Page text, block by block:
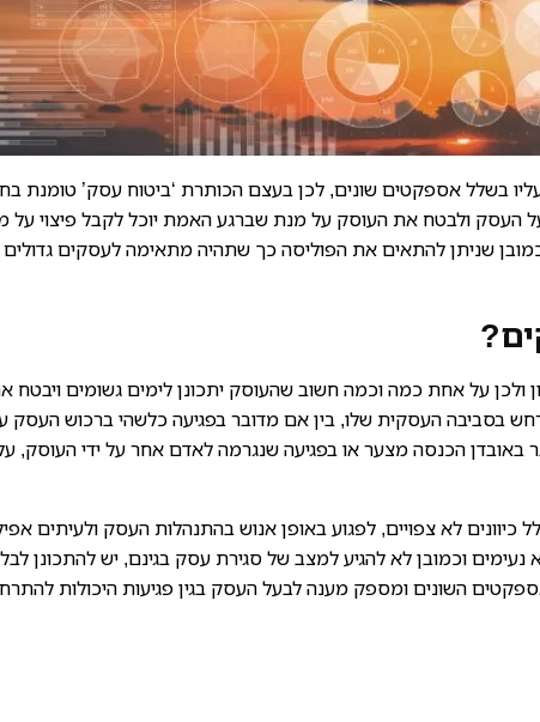
בשלל אספקטים שונים, לכן בעצם הכותרת ‘ביטוח עסק’ טומנת
ולבטח את העוסק על מנת שברגע האמת יוכל לקבל פיצוי על
שניתן להתאים את הפוליסה כך שתהיה מתאימה לעסקים גדולים
על אחת כמה וכמה חשוב שהעוסק יתכונן לימים גשומים ויבטח
בסביבה העסקית שלו, בין אם מדובר בפגיעה כלשהי ברכוש העסק
באובדן הכנסה מצער או בפגיעה שנגרמה לאדם אחר על ידי העוסק,
כיוונים לא צפויים, לפגוע באופן אנוש בהתנהלות העסק ולעיתים
וכמובן לא להגיע למצב של סגירת עסק בגינם, יש להתכונן
השונים ומספק מענה לבעל העסק בגין פגיעות היכולות